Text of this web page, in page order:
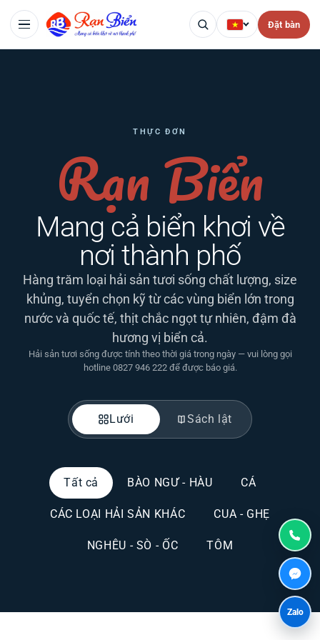
Đặt bàn
THỰC ĐƠN
Rạn Biển
Mang cả biển khơi về
nơi thành phố
Hàng trăm loại hải sản tươi sống chất lượng, size
khủng, tuyển chọn kỹ từ các vùng biển lớn trong
nước và quốc tế, thịt chắc ngọt tự nhiên, đậm đà
hương vị biển cả.
Hải sản tươi sống được tính theo thời giá trong ngày — vui lòng gọi
hotline 0827 946 222 để được báo giá.
Lưới Sách lật
Tất cả BÀO NGƯ - HÀU CÁ
CÁC LOẠI HẢI SẢN KHÁC CUA - GHẸ
NGHÊU - SÒ - ỐC TÔM
Zalo